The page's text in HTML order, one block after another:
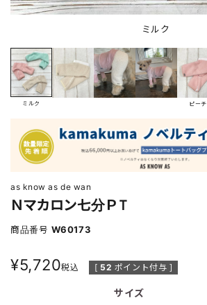
ミルク
ミルク ピーチ
as know as de wan
Ｎマカロン七分ＰＴ
商品番号 W60173
¥5,720税込 [ 52 ポイント付与 ]
サイズ